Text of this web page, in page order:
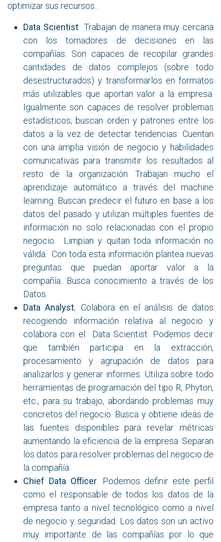
optimizar sus recursos..
Data Scientist Trabajan de manera muy cercana
con los tomadores de decisiones en las
compañías. Son capaces de recopilar grandes
cantidades de datos complejos (sobre todo
desestructurados) y transformarlos en formatos
más utilizables que aportan valor a la empresa.
Igualmente son capaces de resolver problemas
estadísticos; buscan orden y patrones entre los
datos a la vez de detectar tendencias. Cuentan
con una amplia visión de negocio y habilidades
comunicativas para transmitir los resultados al
resto de la organización. Trabajan mucho el
aprendizaje automático a través del machine
learning. Buscan predecir el futuro en base a los
datos del pasado y utilizan múltiples fuentes de
información no solo relacionadas con el propio
negocio. Limpian y quitan toda información no
válida. Con toda esta información plantea nuevas
preguntas que puedan aportar valor a la
compañía. Busca conocimiento a través de los
Datos.
Data Analyst. Colabora en el análisis de datos
recogiendo información relativa al negocio y
colabora con el Data Scientist. Podemos decir
que también participa en la extracción,
procesamiento y agrupación de datos para
analizarlos y generar informes. Utiliza sobre todo
herramientas de programación del tipo R, Phyton,
etc., para su trabajo, abordando problemas muy
concretos del negocio. Busca y obtiene ideas de
las fuentes disponibles para revelar métricas
aumentando la eficiencia de la empresa. Separan
los datos para resolver problemas del negocio de
la compañía.
Chief Data Officer. Podemos definir este perfil
como el responsable de todos los datos de la
empresa tanto a nivel tecnológico como a nivel
de negocio y seguridad. Los datos son un activo
muy importante de las compañías por lo que